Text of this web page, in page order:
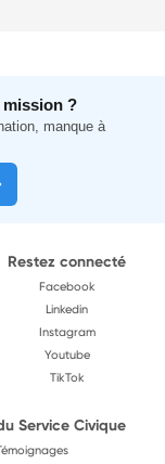
mission ?
manque à
Restez connecté
Facebook
Linkedin
Instagram
Youtube
TikTok
Service Civique